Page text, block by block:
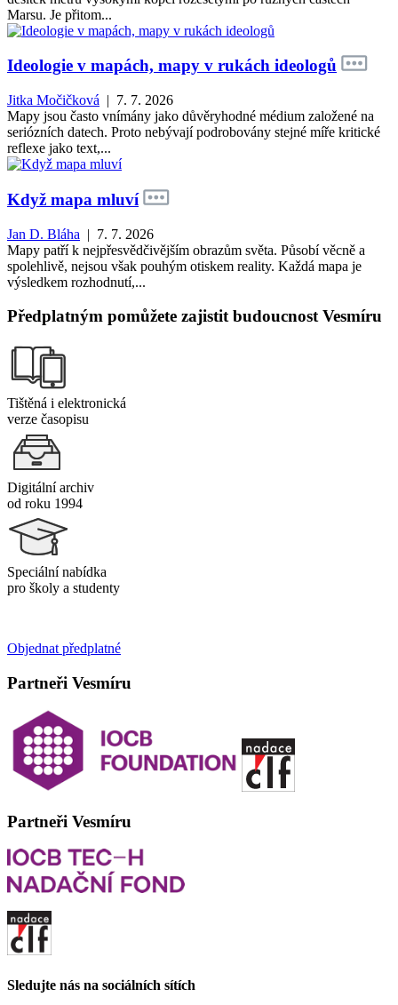
Marsu. Je přitom...
Ideologie v mapách, mapy v rukách ideologů
Jitka Močičková | 7. 7. 2026
Mapy jsou často vnímány jako důvěryhodné médium založené na
seriózních datech. Proto nebývají podrobovány stejné míře kritické
reflexe jako text,...
Když mapa mluví
Jan D. Bláha | 7. 7. 2026
Mapy patří k nejpřesvědčivějším obrazům světa. Působí věcně a
spolehlivě, nejsou však pouhým otiskem reality. Každá mapa je
výsledkem rozhodnutí,...
Předplatným pomůžete zajistit budoucnost Vesmíru
Tištěná i elektronická
verze časopisu
Digitální archiv
od roku 1994
Speciální nabídka
pro školy a studenty
Objednat předplatné
Partneři Vesmíru
Partneři Vesmíru
Sledujte nás na sociálních sítích